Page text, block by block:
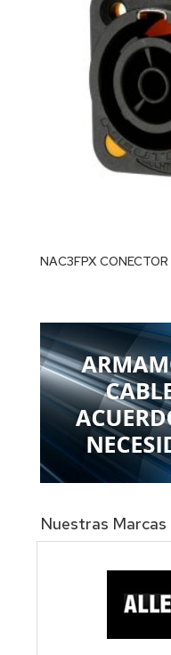
NAC3FPX
Nuestras Marcas